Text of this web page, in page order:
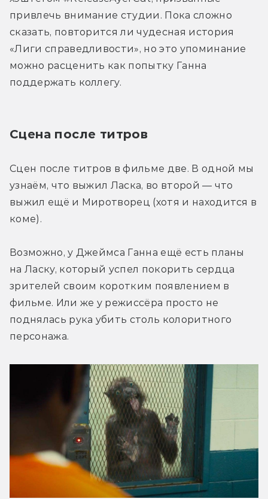
привлечь внимание студии. Пока сложно
сказать, повторится ли чудесная история
«Лиги справедливости», но это упоминание
можно расценить как попытку Ганна
поддержать коллегу.
Сцена после титров
Сцен после титров в фильме две. В одной мы
узнаём, что выжил Ласка, во второй — что
выжил ещё и Миротворец (хотя и находится в
коме).
Возможно, у Джеймса Ганна ещё есть планы
на Ласку, который успел покорить сердца
зрителей своим коротким появлением в
фильме. Или же у режиссёра просто не
поднялась рука убить столь колоритного
персонажа.